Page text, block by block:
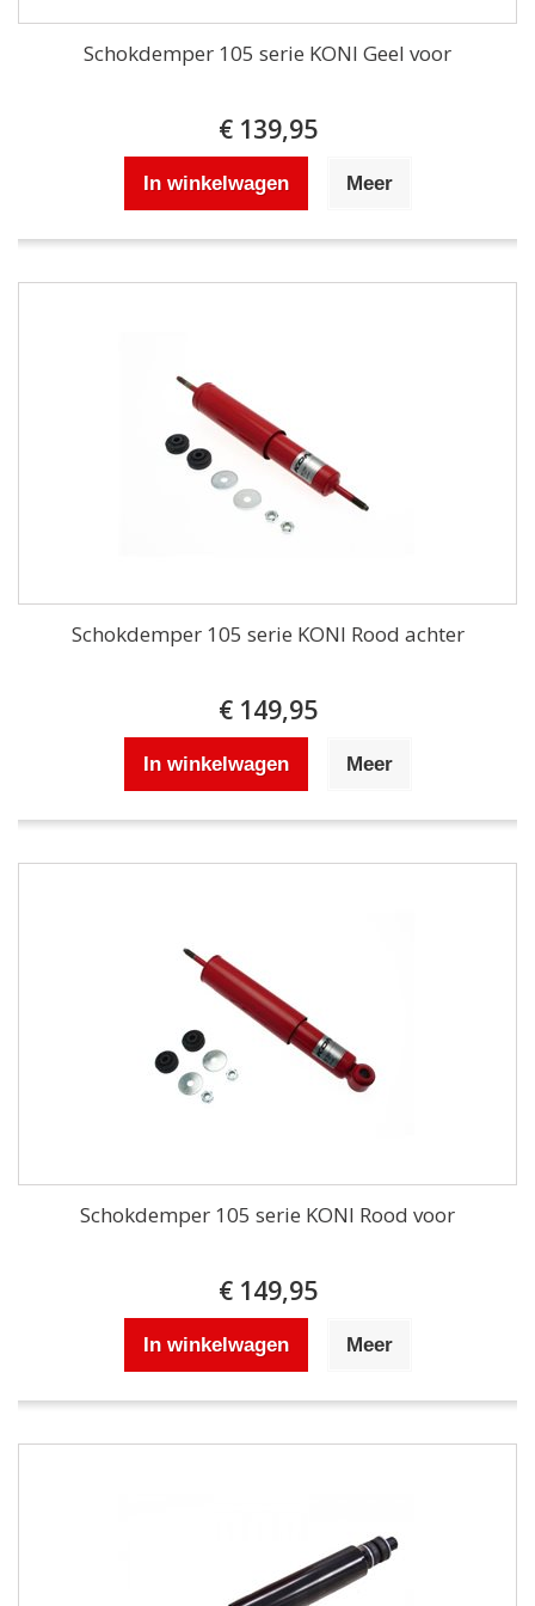
Schokdemper 105 serie KONI Geel voor
€ 139,95
In winkelwagen Meer
Schokdemper 105 serie KONI Rood achter
€ 149,95
In winkelwagen Meer
Schokdemper 105 serie KONI Rood voor
€ 149,95
In winkelwagen Meer